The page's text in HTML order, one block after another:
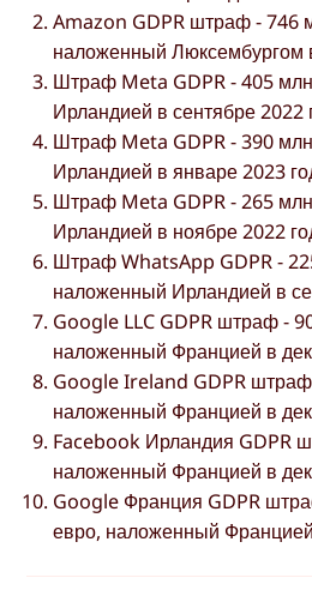
Amazon GDPR штраф - 746
наложенный Люксембургом
Штраф Meta GDPR - 405
Ирландией в сентябре 2022
Штраф Meta GDPR - 390
Ирландией в январе 2023
Штраф Meta GDPR - 265
Ирландией в ноябре 2022
Штраф WhatsApp GDPR -
наложенный Ирландией в
Google LLC GDPR штраф -
наложенный Францией в
Google Ireland GDPR
наложенный Францией в
Facebook Ирландия GDPR
наложенный Францией в
Google Франция GDPR
евро, наложенный